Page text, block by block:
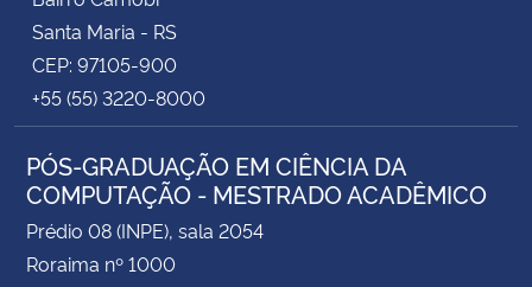
Santa Maria - RS
CEP: 97105-900
+55 (55) 3220-8000
PÓS-GRADUAÇÃO EM CIÊNCIA DA
COMPUTAÇÃO - MESTRADO ACADÊMICO
Prédio 08 (INPE), sala 2054
Roraima nº 1000